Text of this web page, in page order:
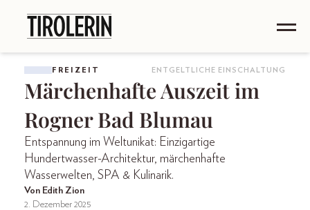
FREIZEIT ENTGELTLICHE EINSCHALTUNG
Märchenhafte Auszeit im
Rogner Bad Blumau
Entspannung im Weltunikat: Einzigartige
Hundertwasser-Architektur, märchenhafte
Wasserwelten, SPA & Kulinarik.
Von Edith Zion
2. Dezember 2025